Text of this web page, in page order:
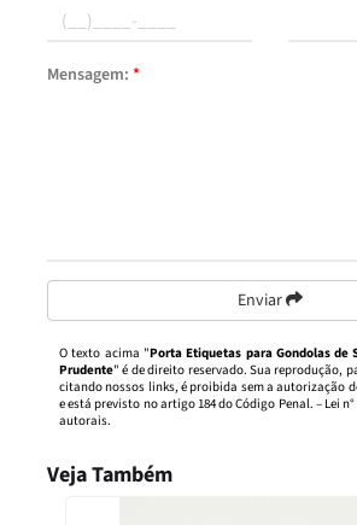
Mensagem: *
Enviar
O texto acima "Porta Etiquetas para Gondolas de
Prudente" é de direito reservado. Sua reprodução,
citando nossos links, é proibida sem a autorização
e está previsto no artigo 184 do Código Penal. – Lei
autorais.
Veja Também